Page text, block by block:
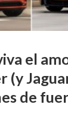
el
(y
de